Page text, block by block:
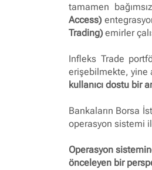
tamamen
Access)
Trading) emirler
Infleks Trade
erişebilmekte, yine
kullanıcı dostu bir
Bankaların Borsa
operasyon sistemi
Operasyon
önceleyen bir